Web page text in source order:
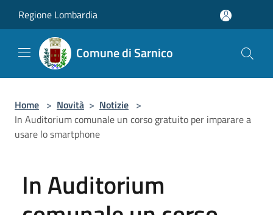
Regione Lombardia
Comune di Sarnico
Home > Novità > Notizie >
In Auditorium comunale un corso gratuito per imparare a
usare lo smartphone
In Auditorium